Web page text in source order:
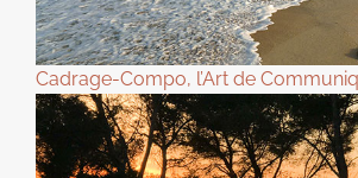
Cadrage-Compo, l’Art de